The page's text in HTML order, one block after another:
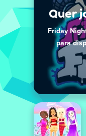
Quer
Friday
para